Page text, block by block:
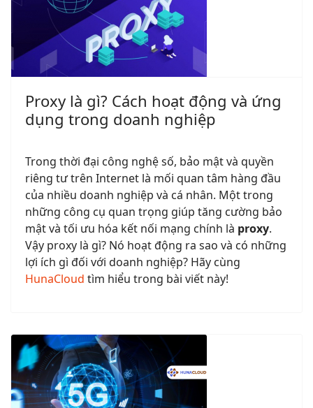
Proxy là gì? Cách hoạt động và ứng
dụng trong doanh nghiệp
Trong thời đại công nghệ số, bảo mật và quyền
riêng tư trên Internet là mối quan tâm hàng đầu
của nhiều doanh nghiệp và cá nhân. Một trong
những công cụ quan trọng giúp tăng cường bảo
mật và tối ưu hóa kết nối mạng chính là proxy.
Vậy proxy là gì? Nó hoạt động ra sao và có những
lợi ích gì đối với doanh nghiệp? Hãy cùng
HunaCloud tìm hiểu trong bài viết này!